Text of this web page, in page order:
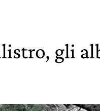
gli